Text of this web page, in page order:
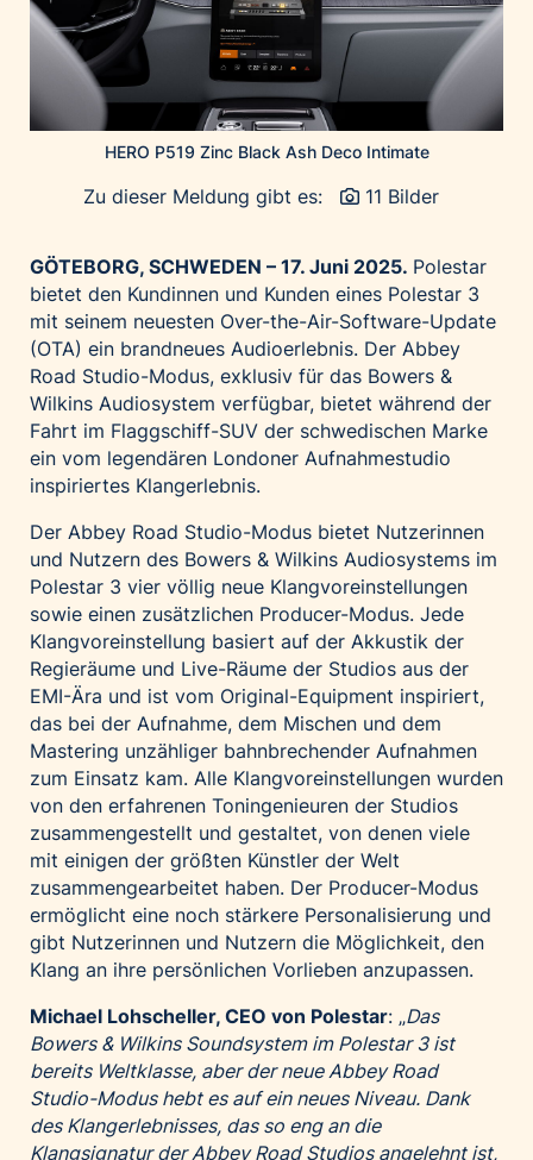
List Holding Gruppe
Marble House
Microsoft
Muse Electronics
öbv – Österreichischer Bundesverlag
Ökopharm
Palfinger AG
Polestar
REXEL Austria
Starbucks
Tante Fanny
Vollpension
win2day
Wolt
woom bikes
Kontakt
HERO P519 Zinc Black Ash Deco Intimate
Zu dieser Meldung gibt es: 11 Bilder
GÖTEBORG, SCHWEDEN – 17. Juni 2025. Polestar
bietet den Kundinnen und Kunden eines Polestar 3
mit seinem neuesten Over-the-Air-Software-Update
(OTA) ein brandneues Audioerlebnis. Der Abbey
Road Studio-Modus, exklusiv für das Bowers &
Wilkins Audiosystem verfügbar, bietet während der
Fahrt im Flaggschiff-SUV der schwedischen Marke
ein vom legendären Londoner Aufnahmestudio
inspiriertes Klangerlebnis.
Der Abbey Road Studio-Modus bietet Nutzerinnen
und Nutzern des Bowers & Wilkins Audiosystems im
Polestar 3 vier völlig neue Klangvoreinstellungen
sowie einen zusätzlichen Producer-Modus. Jede
Klangvoreinstellung basiert auf der Akkustik der
Regieräume und Live-Räume der Studios aus der
EMI-Ära und ist vom Original-Equipment inspiriert,
das bei der Aufnahme, dem Mischen und dem
Mastering unzähliger bahnbrechender Aufnahmen
zum Einsatz kam. Alle Klangvoreinstellungen wurden
von den erfahrenen Toningenieuren der Studios
zusammengestellt und gestaltet, von denen viele
mit einigen der größten Künstler der Welt
zusammengearbeitet haben. Der Producer-Modus
ermöglicht eine noch stärkere Personalisierung und
gibt Nutzerinnen und Nutzern die Möglichkeit, den
Klang an ihre persönlichen Vorlieben anzupassen.
Michael Lohscheller, CEO von Polestar: „Das
Bowers & Wilkins Soundsystem im Polestar 3 ist
bereits Weltklasse, aber der neue Abbey Road
Studio-Modus hebt es auf ein neues Niveau. Dank
des Klangerlebnisses, das so eng an die
Klangsignatur der Abbey Road Studios angelehnt ist,